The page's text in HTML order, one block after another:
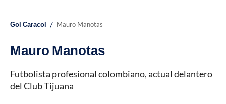
Gol Caracol / Mauro Manotas
Mauro Manotas
Futbolista profesional colombiano, actual delantero
del Club Tijuana